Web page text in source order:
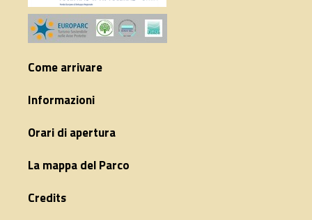
Come arrivare
Informazioni
Orari di apertura
La mappa del Parco
Credits